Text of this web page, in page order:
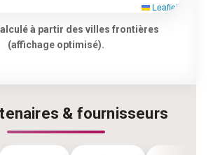
Leaflet
à partir des villes frontières
(affichage optimisé).
& fournisseurs